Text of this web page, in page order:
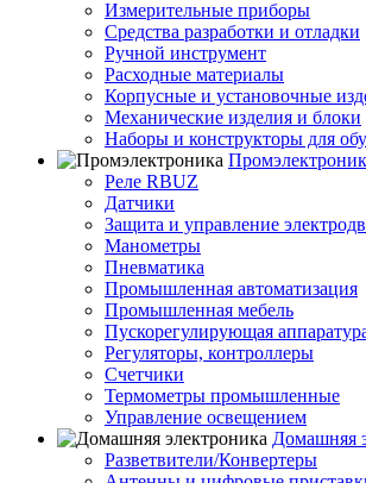
Измерительные приборы
Средства разработки и отладки
Ручной инструмент
Расходные материалы
Корпусные и установочные
Механические изделия и блоки
Наборы и конструкторы для
Реле RBUZ
Датчики
Защита и управление
Манометры
Пневматика
Промышленная автоматизация
Промышленная мебель
Пускорегулирующая
Регуляторы, контроллеры
Счетчики
Термометры промышленные
Управление освещением
Домашняя
Разветвители/Конвертеры